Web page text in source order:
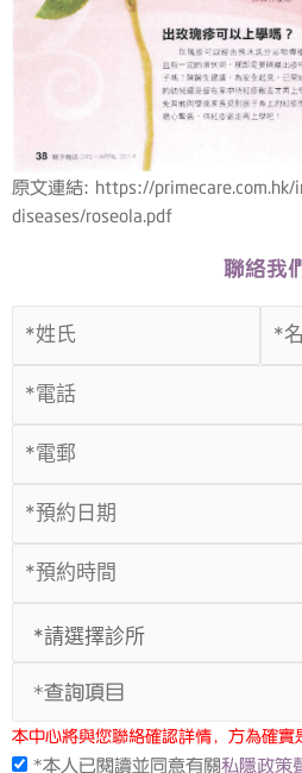
原文連結: https://
diseases/roseola.pdf
聯絡我
*查詢項目
本中心將與您聯絡確認詳情，方為確實
*本人已閱讀並同意有關私隱政策